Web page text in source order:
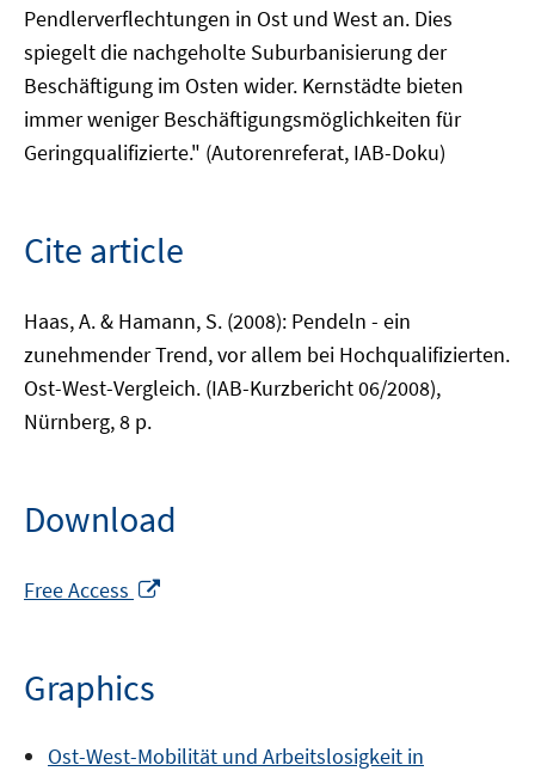
Pendlerverflechtungen in Ost und West an. Dies
spiegelt die nachgeholte Suburbanisierung der
Beschäftigung im Osten wider. Kernstädte bieten
immer weniger Beschäftigungsmöglichkeiten für
Geringqualifizierte." (Autorenreferat, IAB-Doku)
Cite article
Haas, A. & Hamann, S. (2008): Pendeln - ein
zunehmender Trend, vor allem bei Hochqualifizierten.
Ost-West-Vergleich. (IAB-Kurzbericht 06/2008),
Nürnberg, 8 p.
Download
Free Access
Graphics
Ost-West-Mobilität und Arbeitslosigkeit in